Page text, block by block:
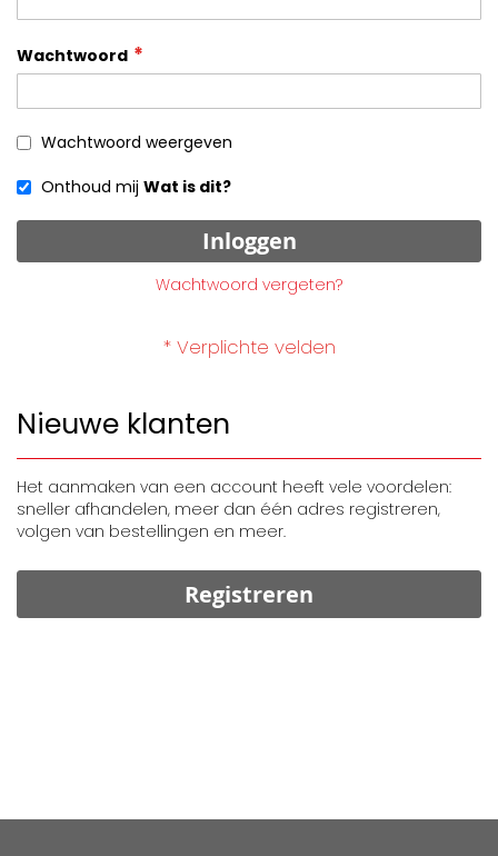
Wachtwoord
Wachtwoord weergeven
Onthoud mij Wat is dit?
Inloggen
Wachtwoord vergeten?
Nieuwe klanten
Het aanmaken van een account heeft vele voordelen:
sneller afhandelen, meer dan één adres registreren,
volgen van bestellingen en meer.
Registreren